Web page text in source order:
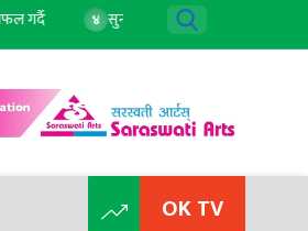
४ सुनको मूल्य घट्यो, आज कतिमा हुँदैछ
OK TV